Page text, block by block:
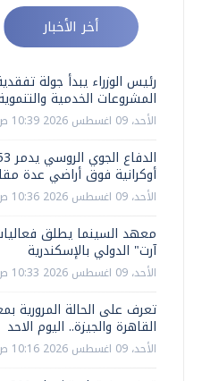
أخر الأخبار
رئيس الوزراء يبدأ جولة
المشروعات الخدمية
الأحد، 09 اغسطس 2026 10:39 ص
أوكرانية فوق أراضي عدة
الأحد، 09 اغسطس 2026 10:36 ص
معهد السينما يطلق
آرت" الدولي بالإسكندرية
الأحد، 09 اغسطس 2026 10:33 ص
تعرف على الحالة المرورية
القاهرة والجيزة.. اليوم الاحد
الأحد، 09 اغسطس 2026 10:16 ص